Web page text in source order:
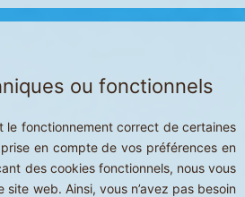
ou fonctionnels
le fonctionnement correct de certaines
en compte de vos préférences en
des cookies fonctionnels, nous vous
web. Ainsi, vous n’avez pas besoin